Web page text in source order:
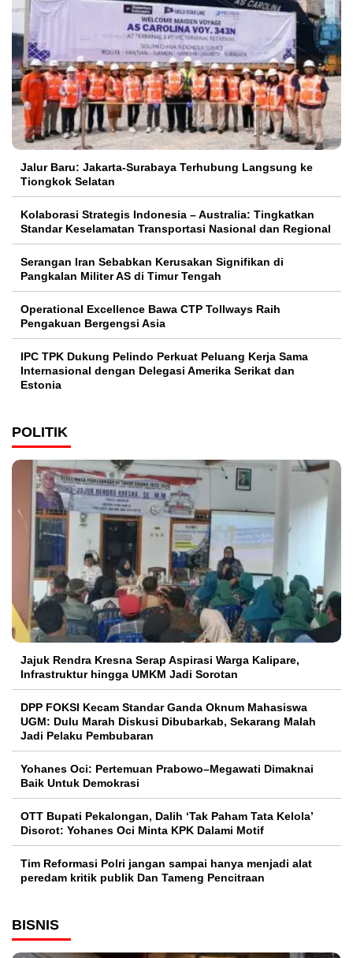
Jalur Baru: Jakarta-Surabaya Terhubung Langsung ke
Tiongkok Selatan
Kolaborasi Strategis Indonesia – Australia: Tingkatkan
Standar Keselamatan Transportasi Nasional dan Regional
Serangan Iran Sebabkan Kerusakan Signifikan di
Pangkalan Militer AS di Timur Tengah
Operational Excellence Bawa CTP Tollways Raih
Pengakuan Bergengsi Asia
IPC TPK Dukung Pelindo Perkuat Peluang Kerja Sama
Internasional dengan Delegasi Amerika Serikat dan
Estonia
POLITIK
Jajuk Rendra Kresna Serap Aspirasi Warga Kalipare,
Infrastruktur hingga UMKM Jadi Sorotan
DPP FOKSI Kecam Standar Ganda Oknum Mahasiswa
UGM: Dulu Marah Diskusi Dibubarkab, Sekarang Malah
Jadi Pelaku Pembubaran
Yohanes Oci: Pertemuan Prabowo–Megawati Dimaknai
Baik Untuk Demokrasi
OTT Bupati Pekalongan, Dalih ‘Tak Paham Tata Kelola’
Disorot: Yohanes Oci Minta KPK Dalami Motif
Tim Reformasi Polri jangan sampai hanya menjadi alat
peredam kritik publik Dan Tameng Pencitraan
BISNIS